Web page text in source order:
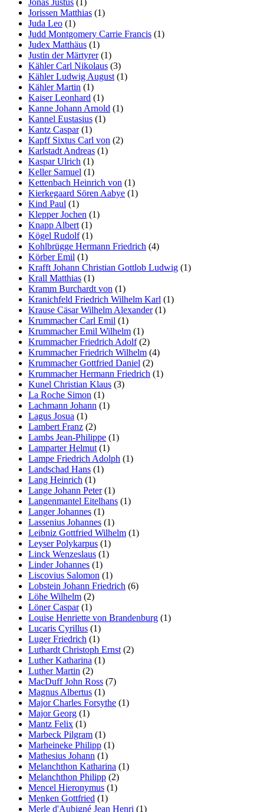
Jorissen Matthias (1)
Juda Leo (1)
Judd Montgomery Carrie Francis (1)
Judex Matthäus (1)
Justin der Märtyrer(1)
Kähler Carl Nikolaus (3)
Kähler Ludwig August (1)
Kähler Martin (1)
Kaiser Leonhard (1)
Kanne Johann Arnold (1)
Kannel Eustasius (1)
Kantz Caspar(1)
Kapff Sixtus Carl von (2)
Karlstadt Andreas (1)
Kaspar Ulrich (1)
Keller Samuel (1)
Kettenbach Heinrich von (1)
Kierkegaard Sören Aabye (1)
Kind Paul (1)
Klepper Jochen (1)
Knapp Albert (1)
Kögel Rudolf(1)
Kohlbrügge Hermann Friedrich (4)
Körber Emil (1)
Krafft Johann Christian Gottlob Ludwig (1)
Krall Matthias (1)
Kramm Burchardt von (1)
Kranichfeld Friedrich Wilhelm Karl (1)
Krause Cäsar Wilhelm Alexander(1)
Krummacher Carl Emil (1)
Krummacher Emil Wilhelm (1)
Krummacher Friedrich Adolf(2)
Krummacher Friedrich Wilhelm (4)
Krummacher Gottfried Daniel (2)
Krummacher Hermann Friedrich (1)
Kunel Christian Klaus (3)
La Roche Simon (1)
Lachmann Johann (1)
Lagus Josua (1)
Lambert Franz (2)
Lambs Jean-Philippe (1)
Lamparter Helmut (1)
Lampe Friedrich Adolph (1)
Landschad Hans (1)
Lang Heinrich (1)
Lange Johann Peter(1)
Langenmantel Eitelhans (1)
Langer Johannes (1)
Lassenius Johannes (1)
Leibniz Gottfried Wilhelm (1)
Leyser Polykarpus (1)
Linck Wenzeslaus (1)
Linder Johannes (1)
Liscovius Salomon (1)
Lobstein Johann Friedrich (6)
Löhe Wilhelm (2)
Löner Caspar(1)
Louise Henriette von Brandenburg (1)
Lucaris Cyrillus (1)
Luger Friedrich (1)
Luthardt Christoph Ernst (2)
Luther Katharina (1)
Luther Martin (2)
MacDuff John Ross (7)
Magnus Albertus (1)
Major Charles Forsythe (1)
Major Georg (1)
Mantz Felix (1)
Marbeck Pilgram (1)
Marheineke Philipp (1)
Mathesius Johann (1)
Melanchthon Katharina (1)
Melanchthon Philipp (2)
Mencel Hieronymus (1)
Menken Gottfried (1)
Merle d'Aubigné Jean Henri (1)